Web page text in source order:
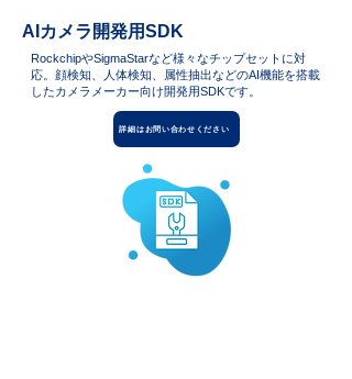
AIカメラ開発用SDK
RockchipやSigmaStarなど様々なチップセットに対
応。顔検知、人体検知、属性抽出などのAI機能を搭載
したカメラメーカー向け開発用SDKです。
詳細はお問い合わせください